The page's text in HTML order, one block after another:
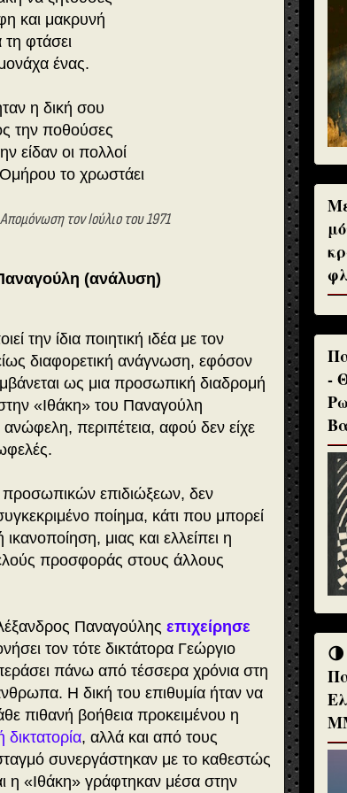
και μακρυνή
φτάσει
ένας.
η δική σου
την ποθούσες
είδαν οι πολλοί
το χρωστάει
τον Ιούλιο του 1971
(ανάλυση)
την ίδια ποιητική ιδέα με τον
διαφορετική ανάγνωση, εφόσον
ως μια προσωπική διαδρομή
«Ιθάκη» του Παναγούλη
ανώφελη, περιπέτεια, αφού δεν είχε
προσωπικών επιδιώξεων, δεν
ποίημα, κάτι που μπορεί
μιας και ελλείπει η
προσφοράς στους άλλους
Παναγούλης επιχείρησε
τον τότε δικτάτορα Γεώργιο
πάνω από τέσσερα χρόνια στη
Η δική του επιθυμία ήταν να
πιθανή βοήθεια προκειμένου η
δικτατορία, αλλά και από τους
συνεργάστηκαν με το καθεστώς
η «Ιθάκη» γράφτηκαν μέσα στην
-